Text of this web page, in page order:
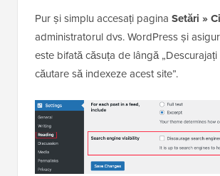
Pur și simplu accesați pagina Setări »
administratorul dvs. WordPress și
este bifată căsuța de lângă
căutare să indexeze acest site”.